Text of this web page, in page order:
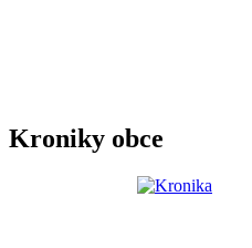
Kroniky obce